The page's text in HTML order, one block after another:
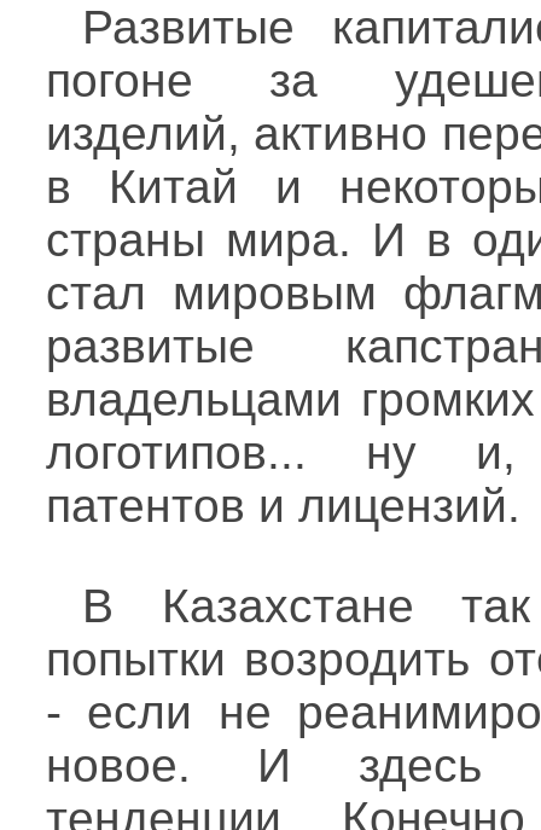
Развитые
погоне за
изделий, активно
в Китай и
страны мира. И в
стал мировым
развитые
владельцами
логотипов... ну и,
патентов и лицензий.
В Казахстане
попытки возродить
- если не
новое. И здесь
тенденции.